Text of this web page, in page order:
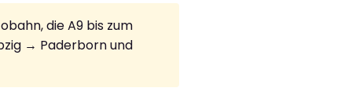
die A9 bis zum
→ Paderborn und